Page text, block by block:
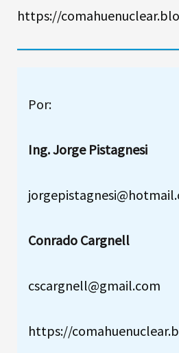
https://
Por:
Ing. Jorge Pistagnesi
Conrado Cargnell
cscargnell@gmail.com
https://